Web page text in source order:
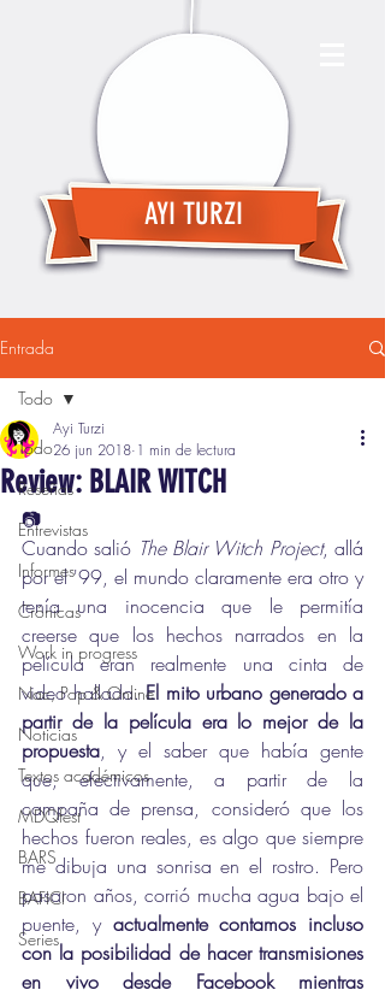
AYI TURZI
Entrada
Todo
Reseñas
Entrevistas
Informes
Crónicas
Work in progress
Nac, Pop & Online
Noticias
Textos académicos
MDQfest
BARS
BAFICI
Series
Todo
Review: BLAIR WITCH
Ayi Turzi
26 jun 2018 1 min de lectura
📷
Cuando salió The Blair Witch Project, allá
por el '99, el mundo claramente era otro y
tenía una inocencia que le permitía
creerse que los hechos narrados en la
película eran realmente una cinta de
video hallada. El mito urbano generado a
partir de la película era lo mejor de la
propuesta, y el saber que había gente
que, efectivamente, a partir de la
campaña de prensa, consideró que los
hechos fueron reales, es algo que siempre
me dibuja una sonrisa en el rostro. Pero
pasaron años, corrió mucha agua bajo el
puente, y actualmente contamos incluso
con la posibilidad de hacer transmisiones
en vivo desde Facebook mientras